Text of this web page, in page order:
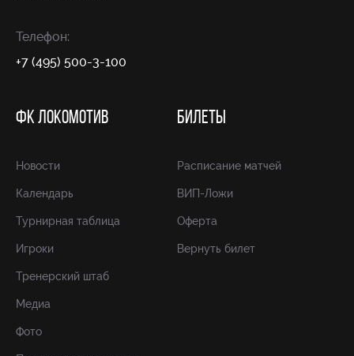
Телефон:
+7 (495) 500-3-100
ФК ЛОКОМОТИВ
Новости
Календарь
Турнирная таблица
Игроки
Тренерский штаб
Медиа
Фото
БИЛЕТЫ
Расписание матчей
ВИП-Ложи
Оферта
Вернуть билет